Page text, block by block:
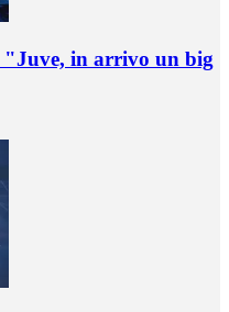
"Juve, in arrivo un big